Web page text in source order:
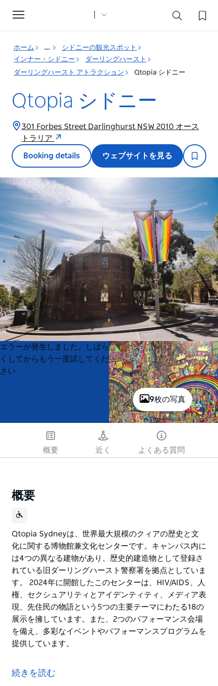
Toggle
navigation
ホーム ...
シドニーの観光スポット
インナー・シドニー
ダーリングハースト
ダーリングハースト アトラクション
Qtopia シドニー
Qtopia シドニー
301 Forbes Street Darlinghurst NSW 2010 オース
トラリア
Booking details ウェブサイトを見る
9枚の写真
Product
List
Product
List
エラーが発生しました。しばら
くしてからもう一度試してくだ
さい
概要 近く よくある質問
概要
Qtopia Sydneyは、世界最大規模のクィアの歴史と文
化に関する博物館兼文化センターです。キャンパス内に
は4つの異なる建物があり、歴史的建造物として登録さ
れている旧ダーリングハースト警察署を拠点としていま
す。 2024年に開館したこのセンターは、HIV/AIDS、人
権、セクシュアリティとアイデンティティ、メディア表
現、先住民の物語という5つの主要テーマにわたる18の
展示を擁しています。また、2つのパフォーマンス会場
を備え、多彩なイベントやパフォーマンスプログラムを
提供しています。
化に関する博物館兼文化センターです。キャンパス内に
は4つの異なる建物があり、歴史的建造物として登録さ
続きを読む